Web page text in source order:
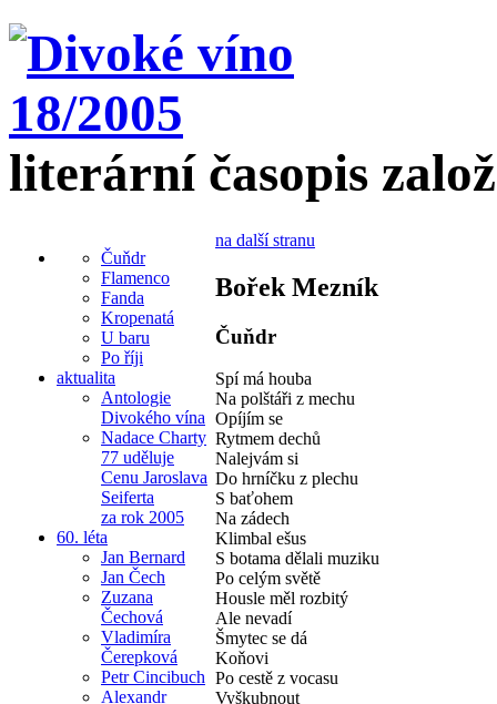
literární časopis
Čuňdr
Flamenco
Fanda
Kropenatá
U baru
Po říji
aktualita
Antologie
Divokého vína
Nadace Charty
77 uděluje
Cenu Jaroslava
Seiferta
za rok 2005
60. léta
Jan Bernard
Jan Čech
Zuzana
Čechová
Vladimíra
Čerepková
Petr Cincibuch
Alexandr
na další stranu
Bořek Mezník
Čuňdr
Spí má houba
Na polštáři z mechu
Opíjím se
Rytmem dechů
Nalejvám si
Do hrníčku z plechu
S baťohem
Na zádech
Klimbal ešus
S botama dělali muziku
Po celým světě
Housle měl rozbitý
Ale nevadí
Šmytec se dá
Koňovi
Po cestě z vocasu
Vyškubnout